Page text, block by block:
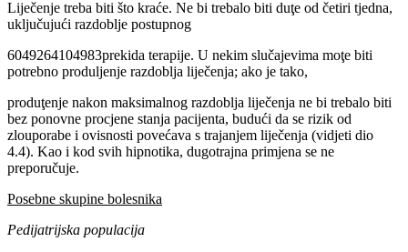
Liječenje treba biti što kraće. Ne bi trebalo biti duţe od četiri tjedna,
uključujući razdoblje postupnog
6049264104983prekida terapije. U nekim slučajevima moţe biti
potrebno produljenje razdoblja liječenja; ako je tako,
produţenje nakon maksimalnog razdoblja liječenja ne bi trebalo biti
bez ponovne procjene stanja pacijenta, budući da se rizik od
zlouporabe i ovisnosti povećava s trajanjem liječenja (vidjeti dio
4.4). Kao i kod svih hipnotika, dugotrajna primjena se ne
preporučuje.
Posebne skupine bolesnika
Pedijatrijska populacija